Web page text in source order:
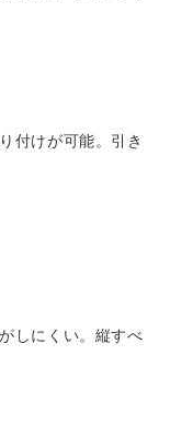
付けが可能。引き
しにくい。縦すべ